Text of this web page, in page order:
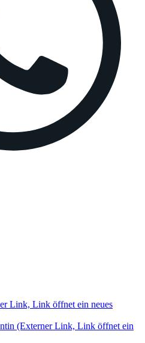
Link, Link öffnet ein neues
(Externer Link, Link öffnet ein